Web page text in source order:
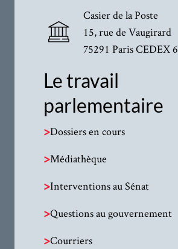
Casier de la Poste
15, rue de Vaugirard
75291 Paris CEDEX 6
Le travail
parlementaire
>Dossiers en cours
>Médiathèque
>Interventions au Sénat
>Questions au gouvernement
>Courriers